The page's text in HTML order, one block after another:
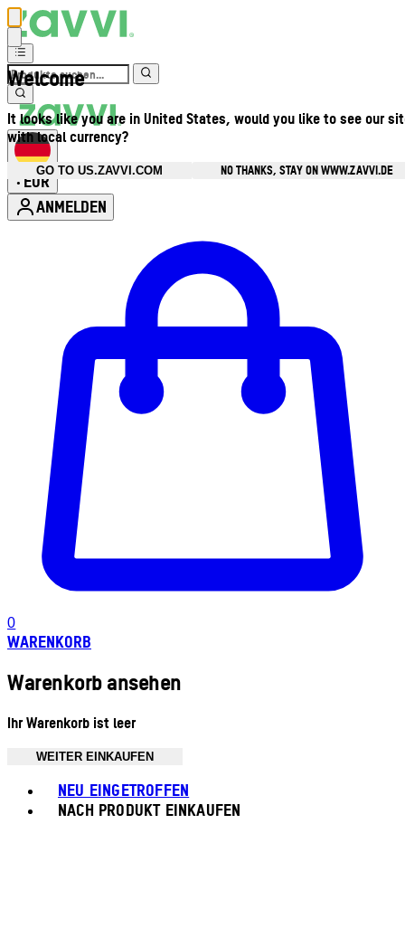
Welcome
It looks like you are in United States, would you like to see our
with local currency?
GO TO US.ZAVVI.COM
NO THANKS, STAY ON WWW.ZAVVI.DE
• EUR
ANMELDEN
0
WARENKORB
Warenkorb ansehen
Ihr Warenkorb ist leer
WEITER EINKAUFEN
NEU EINGETROFFEN
NACH PRODUKT EINKAUFEN